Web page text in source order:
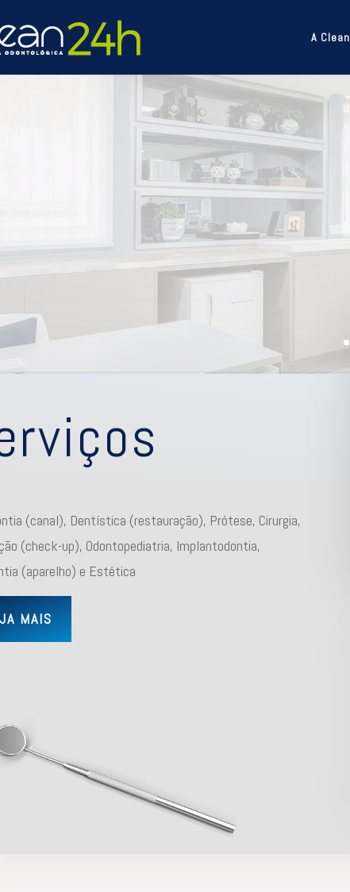
A Clean
(canal), Dentística (restauração), Prótese, Cirurgia,
(check-up), Odontopediatria, Implantodontia,
(aparelho) e Estética
MAIS